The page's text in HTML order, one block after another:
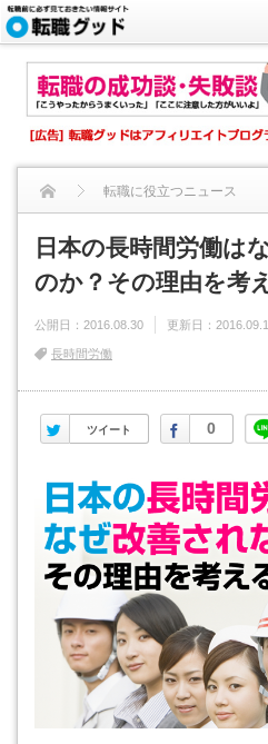
転職に役立つニュース
日本の長時間労働はなぜ改善され
日本の長時間労働は
のか？その理由を考
公開日： 2016.08.30 更新日：
長時間労働
ツイート
Twitter 0